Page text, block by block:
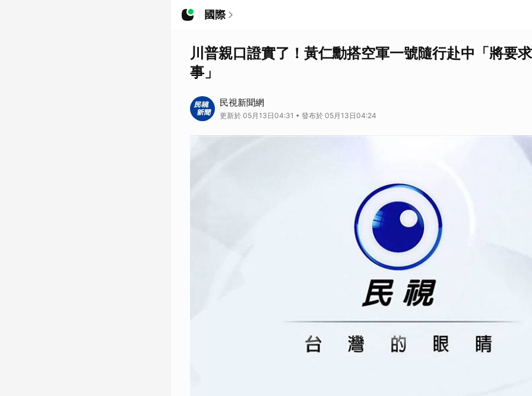
國際
川普親口證實了！黃仁勳搭空軍一號隨行赴中「將要
事」
民視新聞網
更新於 05月13日04:31 • 發布於 05月13日04:24